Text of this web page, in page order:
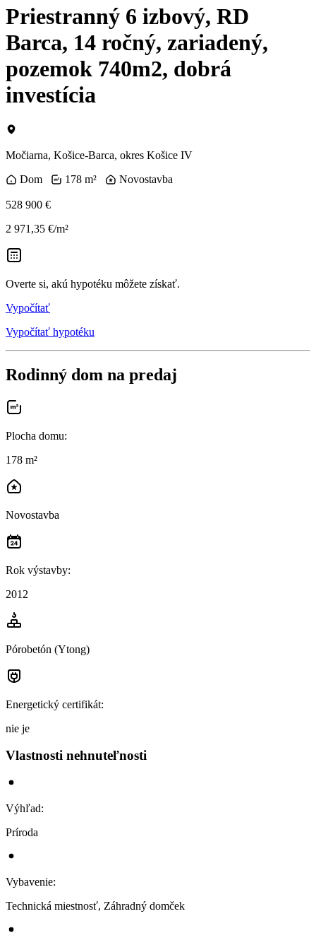
Priestranný 6 izbový, RD
Barca, 14 ročný, zariadený,
pozemok 740m2, dobrá
investícia
Močiarna, Košice-Barca, okres Košice IV
Dom
178 m² Novostavba
528 900 €
2 971,35 €/m²
Overte si, akú hypotéku môžete získať.
Vypočítať
Vypočítať hypotéku
Rodinný dom na predaj
Plocha domu:
178 m²
Novostavba
Rok výstavby:
2012
Pórobetón (Ytong)
Energetický certifikát:
nie je
Vlastnosti nehnuteľnosti
Výhľad:
Príroda
Vybavenie:
Technická miestnosť, Záhradný domček